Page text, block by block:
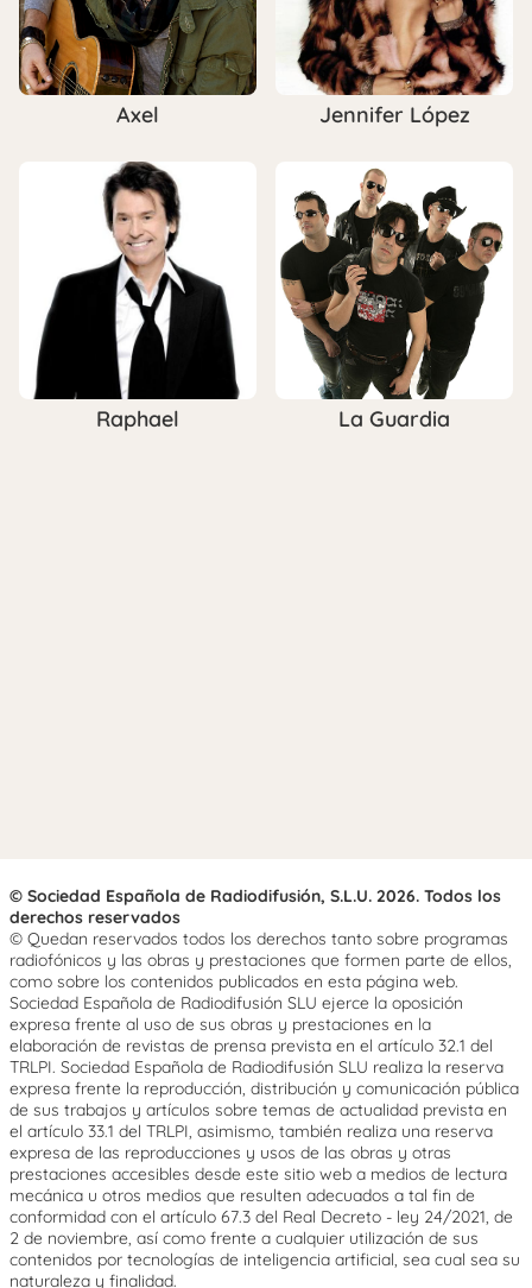
Axel Jennifer López
Raphael La Guardia
© Sociedad Española de Radiodifusión, S.L.U. 2026. Todos los
derechos reservados
© Quedan reservados todos los derechos tanto sobre programas
radiofónicos y las obras y prestaciones que formen parte de ellos,
como sobre los contenidos publicados en esta página web.
Sociedad Española de Radiodifusión SLU ejerce la oposición
expresa frente al uso de sus obras y prestaciones en la
elaboración de revistas de prensa prevista en el artículo 32.1 del
TRLPI. Sociedad Española de Radiodifusión SLU realiza la reserva
expresa frente la reproducción, distribución y comunicación pública
de sus trabajos y artículos sobre temas de actualidad prevista en
el artículo 33.1 del TRLPI, asimismo, también realiza una reserva
expresa de las reproducciones y usos de las obras y otras
prestaciones accesibles desde este sitio web a medios de lectura
mecánica u otros medios que resulten adecuados a tal fin de
conformidad con el artículo 67.3 del Real Decreto - ley 24/2021, de
2 de noviembre, así como frente a cualquier utilización de sus
contenidos por tecnologías de inteligencia artificial, sea cual sea su
naturaleza y finalidad.